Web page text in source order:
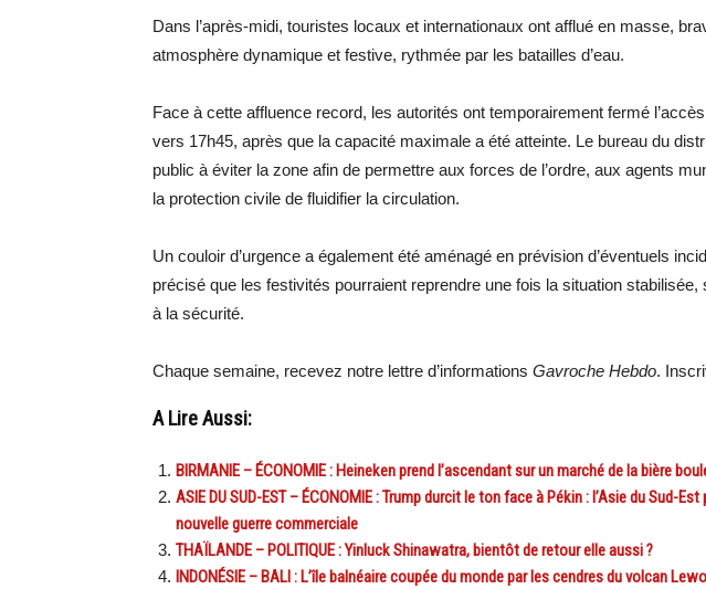
Dans l’après-midi, touristes locaux et internationaux ont afflué en masse,
atmosphère dynamique et festive, rythmée par les batailles d’eau.
Face à cette affluence record, les autorités ont temporairement fermé
vers 17h45, après que la capacité maximale a été atteinte. Le bureau du
public à éviter la zone afin de permettre aux forces de l’ordre, aux agents
la protection civile de fluidifier la circulation.
Un couloir d’urgence a également été aménagé en prévision d’éventuels
précisé que les festivités pourraient reprendre une fois la situation
à la sécurité.
Chaque semaine, recevez notre lettre d’informations Gavroche Hebdo.
A Lire Aussi:
BIRMANIE – ÉCONOMIE : Heineken prend l’ascendant sur un marché de la bière
ASIE DU SUD-EST – ÉCONOMIE : Trump durcit le ton face à Pékin : l’Asie du Sud-
nouvelle guerre commerciale
THAÏLANDE – POLITIQUE : Yinluck Shinawatra, bientôt de retour elle aussi ?
INDONÉSIE – BALI : L’île balnéaire coupée du monde par les cendres du volcan